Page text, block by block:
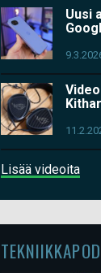
Uusi
Lisää videoita